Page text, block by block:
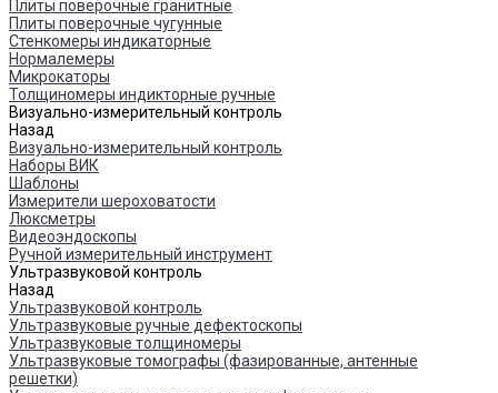
Плиты поверочные гранитные
Плиты поверочные чугунные
Стенкомеры индикаторные
Нормалемеры
Микрокаторы
Толщиномеры индикторные ручные
Визуально-измерительный контроль
Назад
Визуально-измерительный контроль
Наборы ВИК
Шаблоны
Измерители шероховатости
Люксметры
Видеоэндоскопы
Ручной измерительный инструмент
Ультразвуковой контроль
Назад
Ультразвуковой контроль
Ультразвуковые ручные дефектоскопы
Ультразвуковые толщиномеры
Ультразвуковые томографы (фазированные, антенные
решетки)